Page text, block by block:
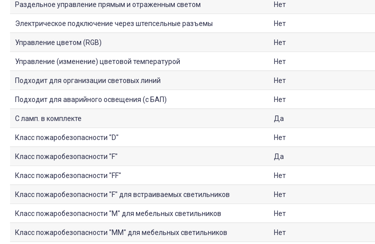
Раздельное управление прямым и отраженным светом Нет
Электрическое подключение через штепсельные разъемы Нет
Управление цветом (RGB) Нет
Управление (изменение) цветовой температурой Нет
Подходит для организации световых линий Нет
Подходит для аварийного освещения (с БАП) Нет
С ламп. в комплекте Да
Класс пожаробезопасности "D" Нет
Класс пожаробезопасности "F" Да
Класс пожаробезопасности "FF" Нет
Класс пожаробезопасности "F" для встраиваемых светильников Нет
Класс пожаробезопасности "М" для мебельных светильников Нет
Класс пожаробезопасности "ММ" для мебельных светильников Нет